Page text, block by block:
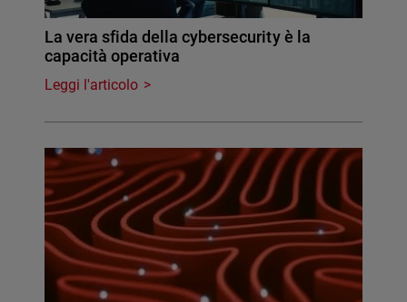
La vera sfida della cybersecurity è la
capacità operativa
Leggi l'articolo